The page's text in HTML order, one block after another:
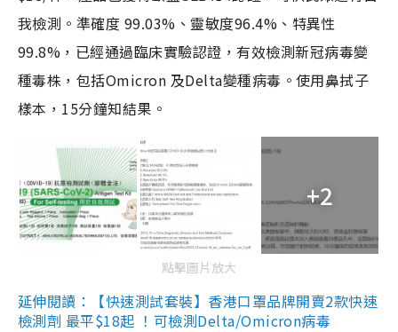
我檢測。準確度 99.03%、靈敏度96.4%、特異性
99.8%，已經通過臨床實驗認證，有效檢測新冠病毒變
種毒株，包括Omicron 及Delta變種病毒。使用鼻拭子
樣本，15分鐘知結果。
+2
點擊圖片放大
延伸閱讀：【快速測試套裝】香港口罩品牌開賣2款快速
檢測劑 最平$18起 ！可檢測Delta/Omicron病毒